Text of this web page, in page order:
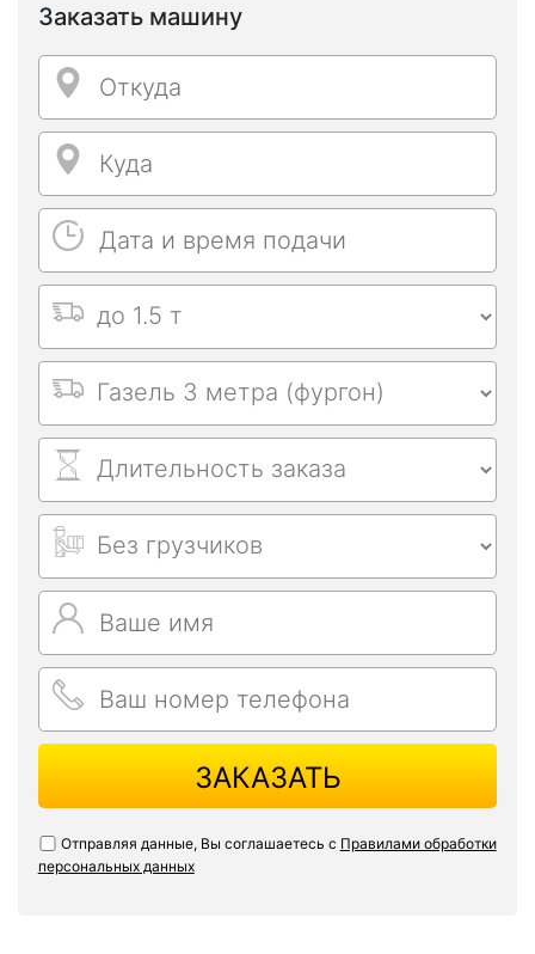
Заказать машину
ЗАКАЗАТЬ
Отправляя данные, Вы соглашаетесь с Правилами обработки
персональных данных